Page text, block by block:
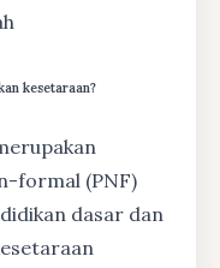
kesetaraan?
formal (PNF)
dasar dan